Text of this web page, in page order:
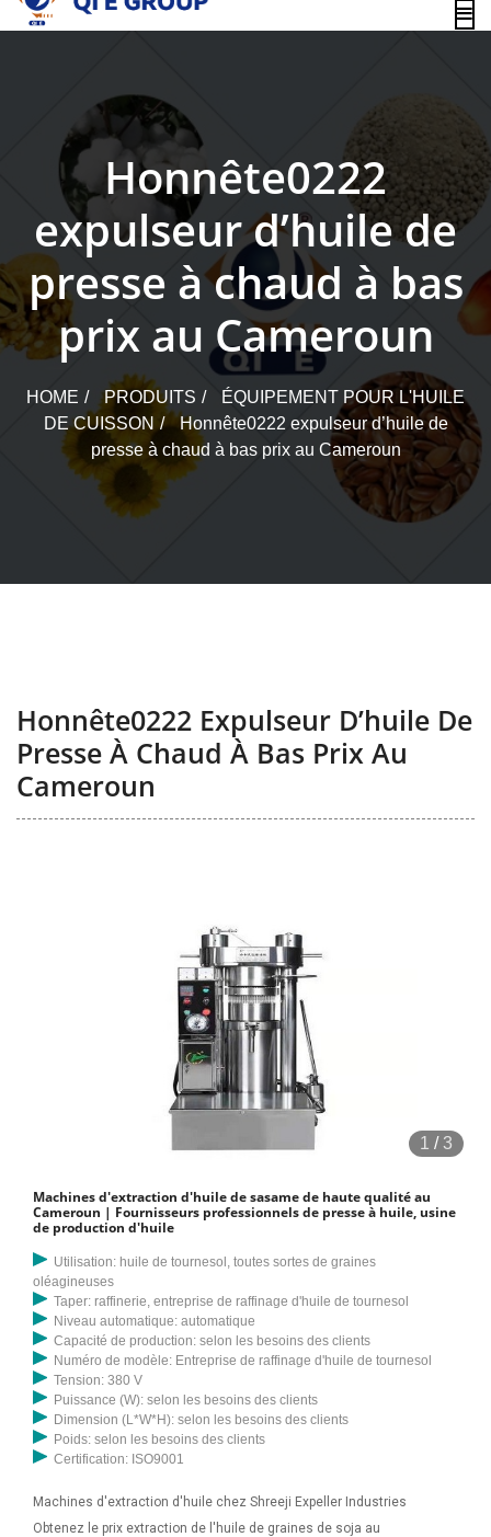
content
Honnête0222
expulseur d’huile de
presse à chaud à bas
prix au Cameroun
HOME PRODUITS
ÉQUIPEMENT POUR L'HUILE
DE CUISSON
Honnête0222 expulseur d’huile de
presse à chaud à bas prix au Cameroun
Honnête0222 Expulseur D’huile De
Presse À Chaud À Bas Prix Au
Cameroun
1 /3
Machines d'extraction d'huile de sasame de haute qualité au
Cameroun | Fournisseurs professionnels de presse à huile, usine
de production d'huile
Utilisation: huile de tournesol, toutes sortes de graines
oléagineuses
Taper: raffinerie, entreprise de raffinage d'huile de tournesol
Niveau automatique: automatique
Capacité de production: selon les besoins des clients
Numéro de modèle: Entreprise de raffinage d'huile de tournesol
Tension: 380 V
Puissance (W): selon les besoins des clients
Dimension (L*W*H): selon les besoins des clients
Poids: selon les besoins des clients
Certification: ISO9001
Machines d'extraction d'huile chez Shreeji Expeller Industries
Obtenez le prix extraction de l'huile de graines de soja au